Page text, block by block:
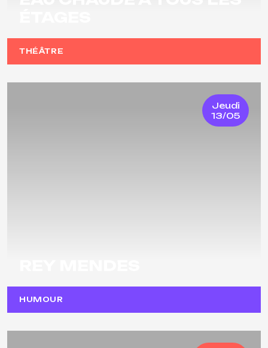
THÉÂTRE
Jeudi
13/05
HUMOUR